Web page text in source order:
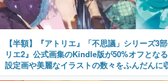
【半額】『アトリエ』「不思議」シリーズ3
リエ2』公式画集のKindle版が50%オフとな
設定画や美麗なイラストの数々をふんだんに